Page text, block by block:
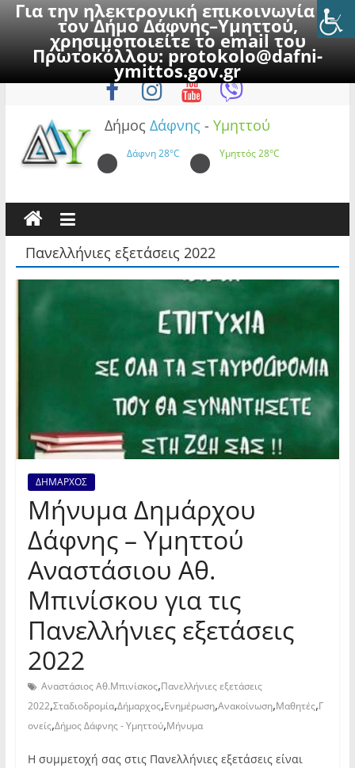
Για την ηλεκτρονική επικοινωνία με
τον Δήμο Δάφνης–Υμηττού,
χρησιμοποιείτε το email του
Πρωτοκόλλου:protokolo@dafni-
ymittos.gov.gr
to
Πέμπτη, 6 Αυγούστου 2026
Δήμος Δάφνης - Υμηττού
Δάφνη28°C Υμηττός28°C
Πανελλήνιες εξετάσεις 2022
ΔΗΜΑΡΧΟΣ
Μήνυμα Δημάρχου
Δάφνης – Υμηττού
Αναστάσιου Αθ.
Μπινίσκου για τις
Πανελλήνιες εξετάσεις
2022
Αναστάσιος Αθ.Μπινίσκος,Πανελλήνιες εξετάσεις
2022,Σταδιοδρομία,Δήμαρχος,Ενημέρωση,Ανακοίνωση,Μαθητές,Γ
ονείς,Δήμος Δάφνης - Υμηττού,Μήνυμα
Η συμμετοχή σας στις Πανελλήνιες εξετάσεις είναι